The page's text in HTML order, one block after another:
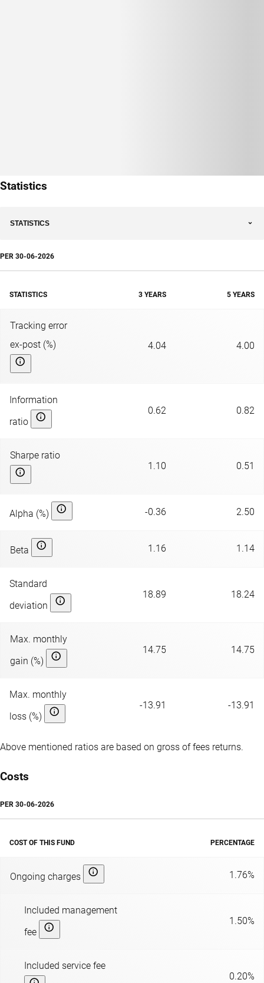
Statistics
STATISTICS
PER 30-06-2026
STATISTICS 3 YEARS 5 YEARS
Tracking error
ex-post (%)
4.04 4.00
Information
ratio
0.62 0.82
Sharpe ratio
1.10
0.51
Alpha (%) -0.36 2.50
Beta 1.16 1.14
Standard
deviation
18.89 18.24
Max. monthly
gain (%)
14.75 14.75
Max. monthly
loss (%)
-13.91 -13.91
Above mentioned ratios are based on gross of fees returns.
Costs
PER 30-06-2026
COST OF THIS FUND PERCENTAGE
Ongoing charges 1.76%
Included management
fee
1.50%
Included service fee
0.20%